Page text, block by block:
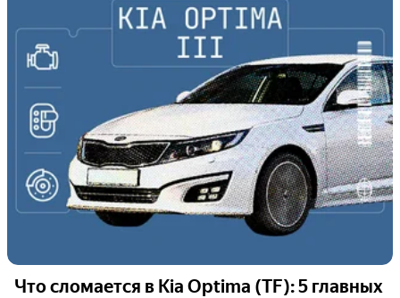
Что сломается в Kia Optima (TF): 5 главных